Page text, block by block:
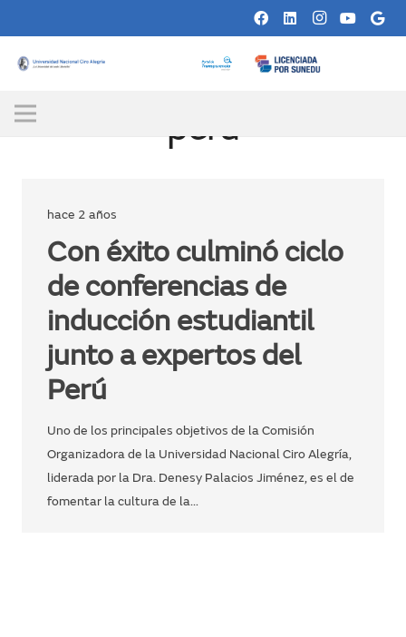
peru
hace 2 años
Con éxito culminó ciclo
de conferencias de
inducción estudiantil
junto a expertos del
Perú
Uno de los principales objetivos de la Comisión
Organizadora de la Universidad Nacional Ciro Alegría,
liderada por la Dra. Denesy Palacios Jiménez, es el de
fomentar la cultura de la…